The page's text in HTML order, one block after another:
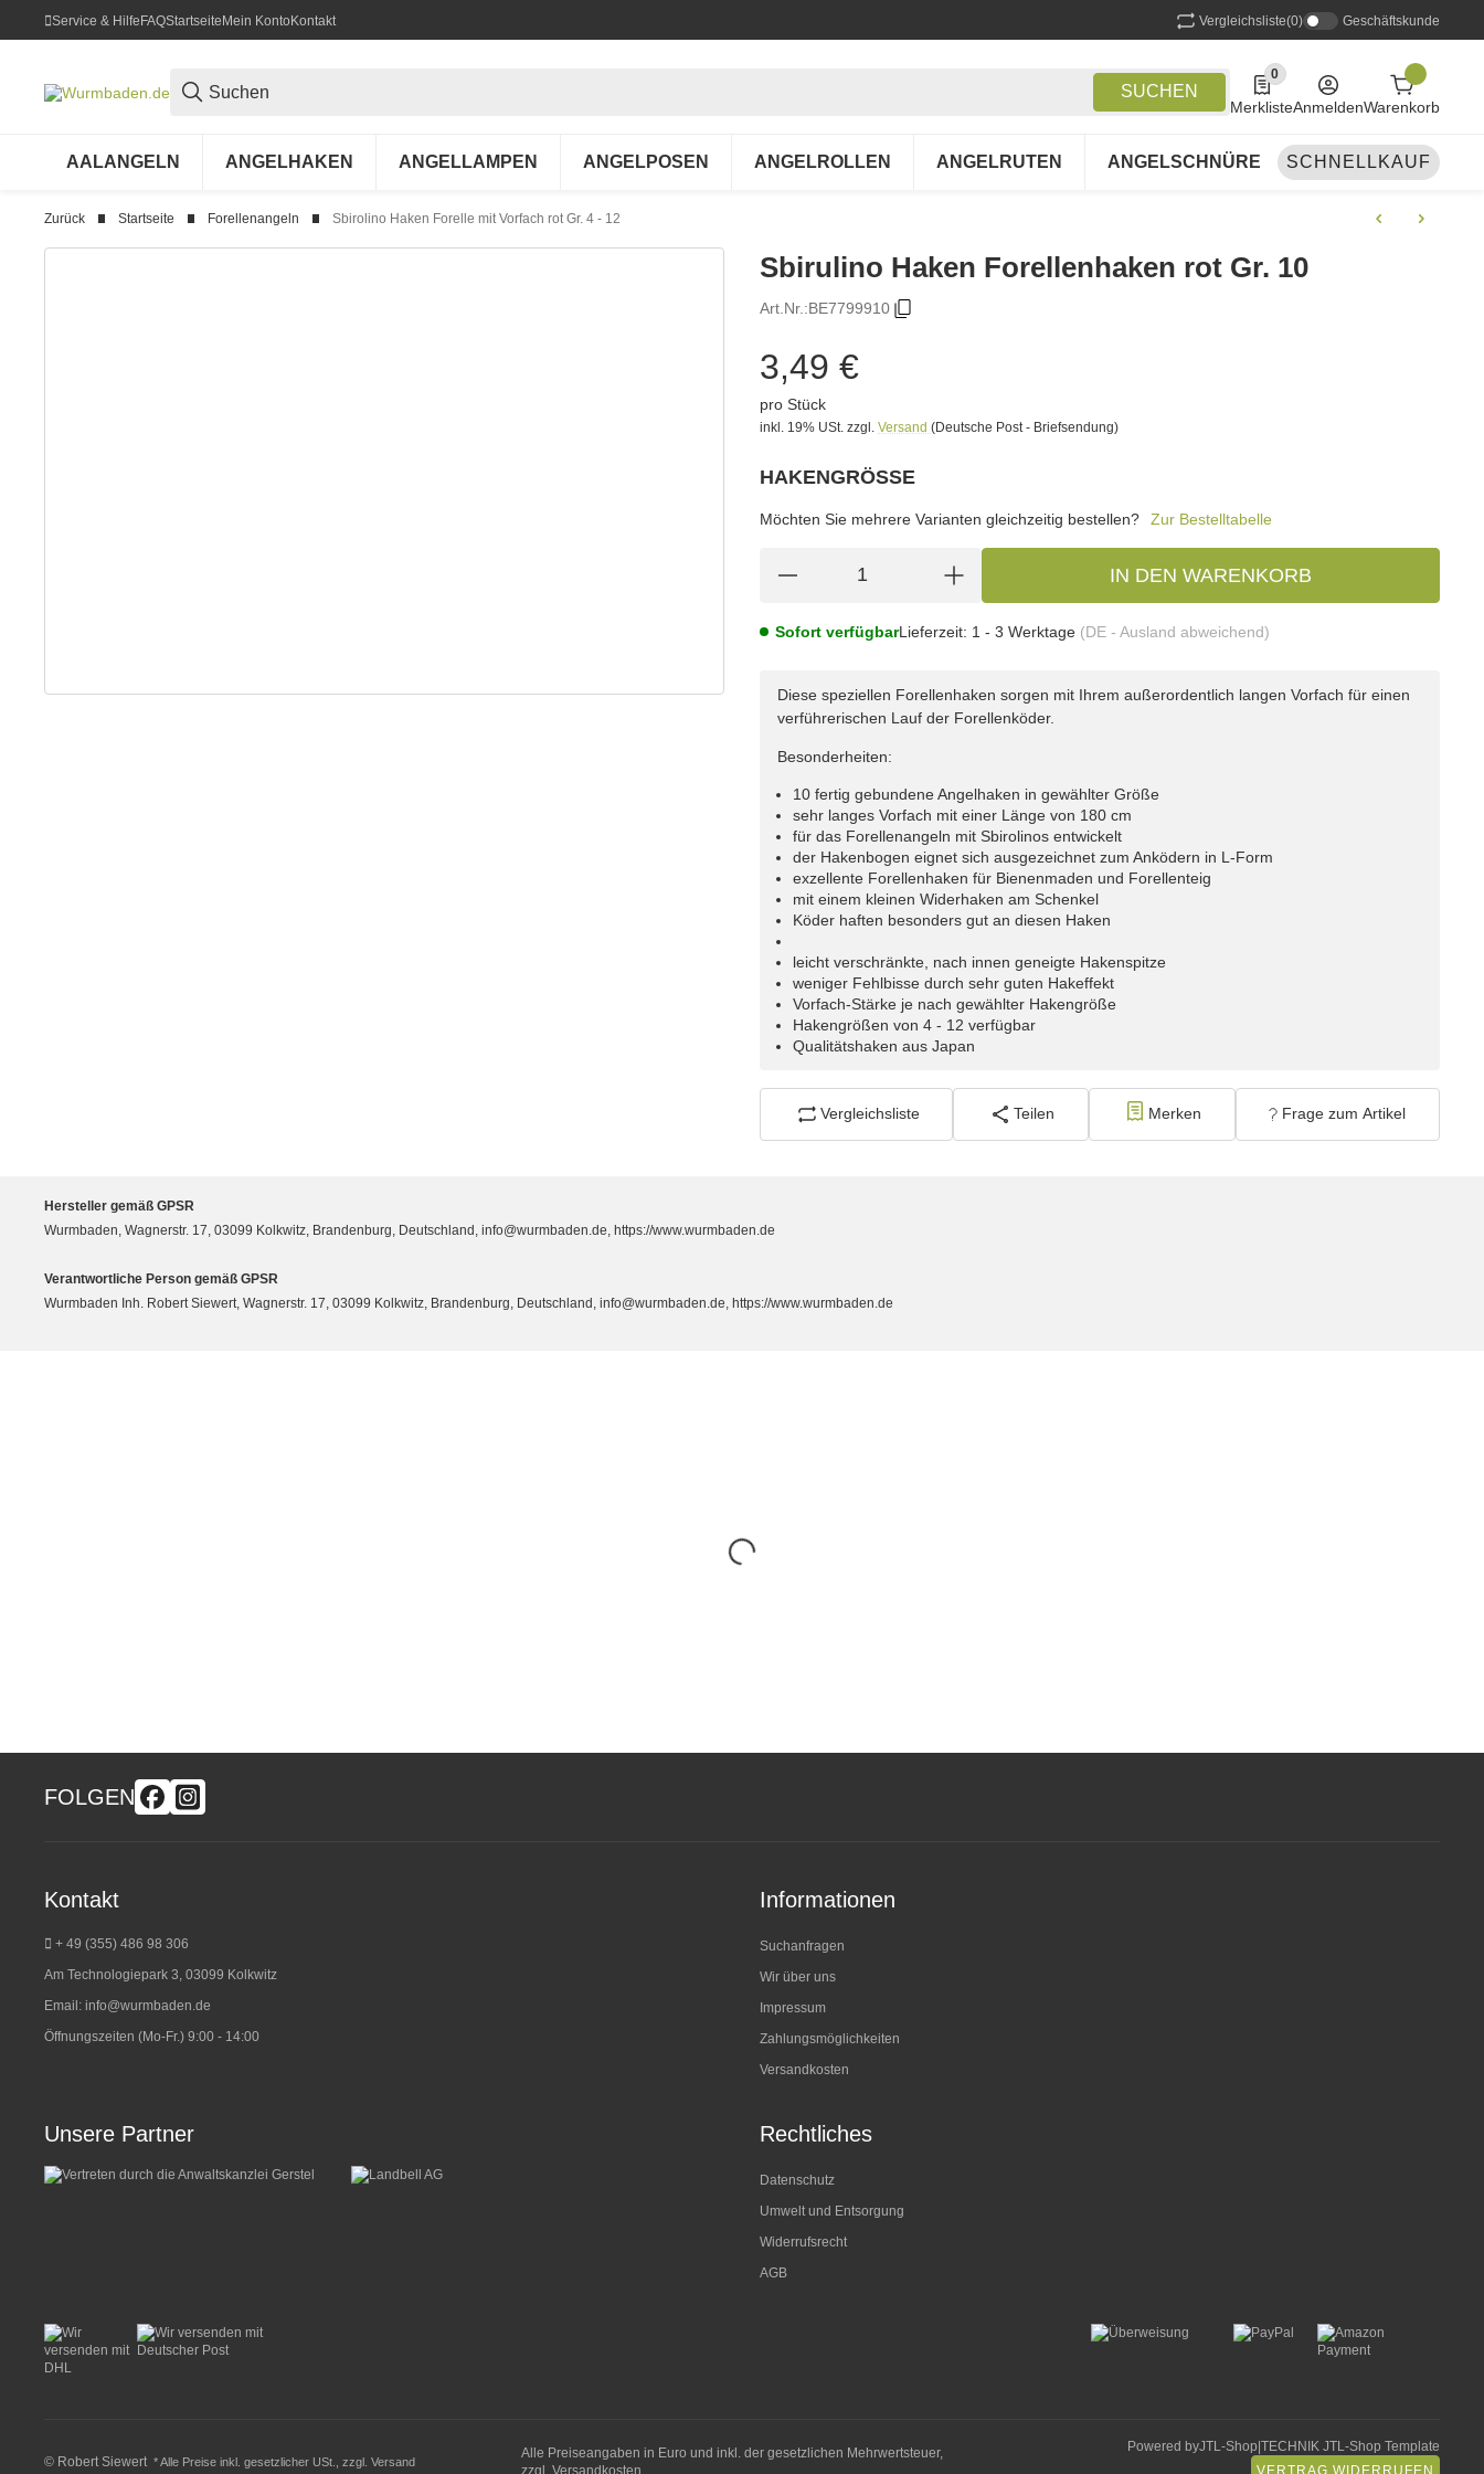
Service & HilfeFAQStartseiteMein KontoKontakt Vergleichsliste(0) Geschäftskunde
SUCHEN
0
0 Produkte in der Liste
MerklisteAnmeldenWarenkorb
AALANGELN ANGELHAKEN ANGELLAMPEN ANGELPOSEN ANGELROLLEN ANGELRUTEN ANGELSCHNÜRE ANGELSETS
SCHNELLKAUF
Zurück Startseite Forellenangeln Sbirolino Haken Forelle mit Vorfach rot Gr. 4 - 12
Sbirulino Haken Forellenhaken rot Gr. 10
Art.Nr.:BE7799910
3,49 €
pro Stück
inkl. 19% USt. zzgl. Versand (Deutsche Post - Briefsendung)
HAKENGRÖSSE
Möchten Sie mehrere Varianten gleichzeitig bestellen?
Zur Bestelltabelle
IN DEN WARENKORB
Sofort verfügbarLieferzeit: 1 - 3 Werktage (DE - Ausland abweichend)
Diese speziellen Forellenhaken sorgen mit Ihrem außerordentlich langen Vorfach für einen
verführerischen Lauf der Forellenköder.
Besonderheiten:
10 fertig gebundene Angelhaken in gewählter Größe
sehr langes Vorfach mit einer Länge von 180 cm
für das Forellenangeln mit Sbirolinos entwickelt
der Hakenbogen eignet sich ausgezeichnet zum Anködern in L-Form
exzellente Forellenhaken für Bienenmaden und Forellenteig
mit einem kleinen Widerhaken am Schenkel
Köder haften besonders gut an diesen Haken
leicht verschränkte, nach innen geneigte Hakenspitze
weniger Fehlbisse durch sehr guten Hakeffekt
Vorfach-Stärke je nach gewählter Hakengröße
Hakengrößen von 4 - 12 verfügbar
Qualitätshaken aus Japan
Vergleichsliste Teilen Merken Frage zum Artikel
Hersteller gemäß GPSR
Wurmbaden, Wagnerstr. 17, 03099 Kolkwitz, Brandenburg, Deutschland, info@wurmbaden.de, https://www.wurmbaden.de
Verantwortliche Person gemäß GPSR
Wurmbaden Inh. Robert Siewert, Wagnerstr. 17, 03099 Kolkwitz, Brandenburg, Deutschland, info@wurmbaden.de, https://www.wurmbaden.de
FOLGEN
Kontakt
+ 49 (355) 486 98 306
Am Technologiepark 3, 03099 Kolkwitz
Email: info@wurmbaden.de
Öffnungszeiten (Mo-Fr.) 9:00 - 14:00
Informationen
Suchanfragen
Wir über uns
Impressum
Zahlungsmöglichkeiten
Versandkosten
Unsere Partner Rechtliches
Datenschutz
Umwelt und Entsorgung
Widerrufsrecht
AGB
© Robert Siewert * Alle Preise inkl. gesetzlicher USt., zzgl. Versand
Alle Preiseangaben in Euro und inkl. der gesetzlichen Mehrwertsteuer,
zzgl. Versandkosten
Powered byJTL-Shop TECHNIK JTL-Shop Template
VERTRAG WIDERRUFEN